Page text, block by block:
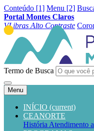
Conteúdo [1] Menu [2]
Portal Montes Claros
VLibras Alto Contraste
Termo de Busca
Menu
INÍCIO (current)
CEANORTE
História Atendimento